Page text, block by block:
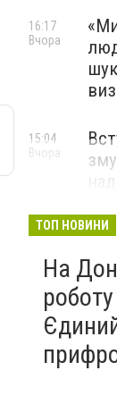
16:17
Вчора
до
15:04
Вчора
ТОП НОВИНИ
На